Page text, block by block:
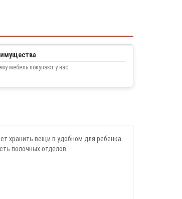
мебель покупают у нас
хранить вещи в удобном для ребенка
полочных отделов.